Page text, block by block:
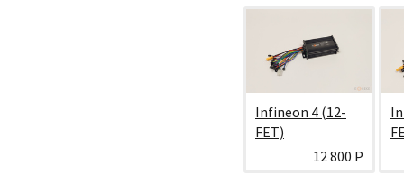
Infineon 4 (12-
FET)
12 800 Р